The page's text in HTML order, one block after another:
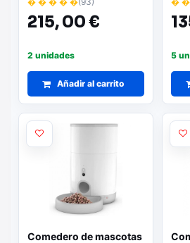
Micrófono
215,00 €
2 unidades
Añadir al carrito
5
Comedero de mascotas